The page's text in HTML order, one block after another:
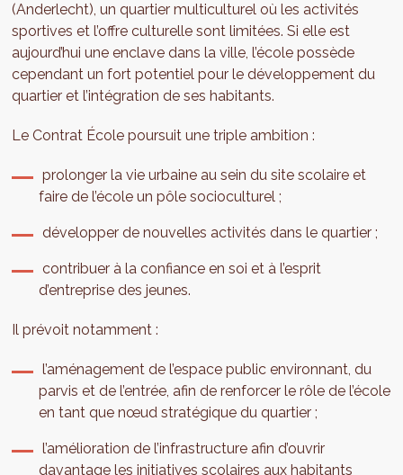
(Anderlecht), un quartier multiculturel où les activités
sportives et l’offre culturelle sont limitées. Si elle est
aujourd’hui une enclave dans la ville, l’école possède
cependant un fort potentiel pour le développement du
quartier et l’intégration de ses habitants.
Le Contrat École poursuit une triple ambition :
prolonger la vie urbaine au sein du site scolaire et
faire de l’école un pôle socioculturel ;
développer de nouvelles activités dans le quartier ;
contribuer à la confiance en soi et à l’esprit
d’entreprise des jeunes.
Il prévoit notamment :
l’aménagement de l’espace public environnant, du
parvis et de l’entrée, afin de renforcer le rôle de l’école
en tant que nœud stratégique du quartier ;
l’amélioration de l’infrastructure afin d’ouvrir
davantage les initiatives scolaires aux habitants